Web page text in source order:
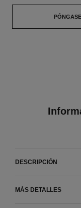
DESCRIPCIÓN
MÁS DETALLES